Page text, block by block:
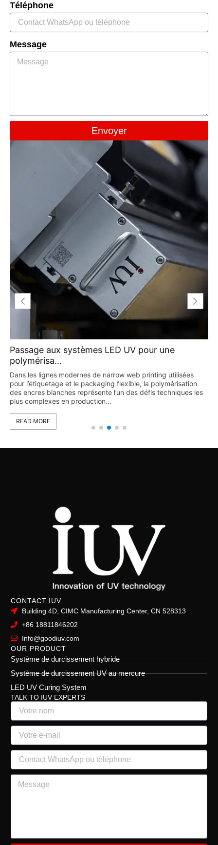
Téléphone
Message
Envoyer
Passage aux systèmes LED UV pour une
polymérisa...
Dans les lignes modernes de narrow web printing utilisées
pour l’étiquetage et le packaging flexible, la polymérisation
des encres blanches représente l’un des défis techniques les
plus complexes en production...
READ MORE
CONTACT IUV
Building 4D, CIMC Manufacturing Center, CN 528313
+86 18811846202
Info@goodiuv.com
OUR PRODUCT
Système de durcissement hybride
Système de durcissement UV au mercure
LED UV Curing System
TALK TO IUV EXPERTS